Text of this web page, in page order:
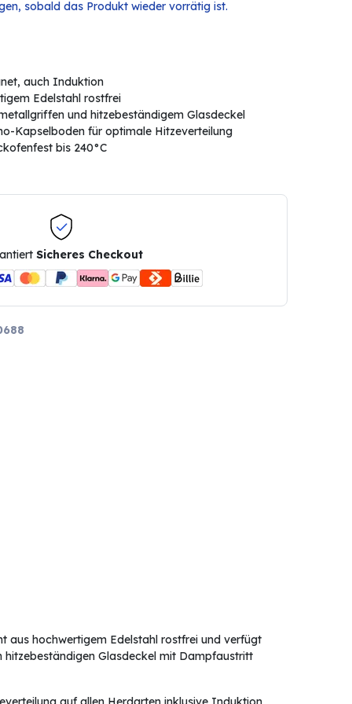
sobald das Produkt wieder vorrätig ist.
auch Induktion
Edelstahl rostfrei
und hitzebeständigem Glasdeckel
Kapselboden für optimale Hitzeverteilung
bis 240°C
Sicheres Checkout
aus hochwertigem Edelstahl rostfrei und verfügt
Glasdeckel mit Dampfaustritt